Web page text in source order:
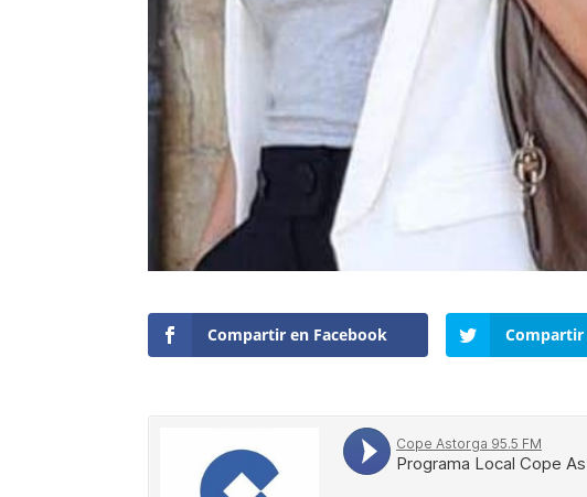
Compartir en Facebook